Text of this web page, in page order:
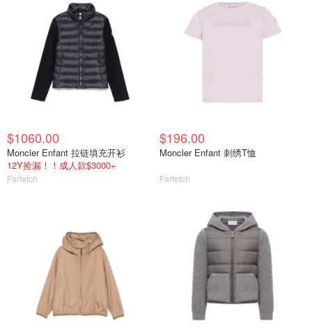
$1060.00
Moncler Enfant 拉链填充开衫
12Y捡漏！！成人款$3000+
Farfetch
$196.00
Moncler Enfant 刺绣T恤
Farfetch